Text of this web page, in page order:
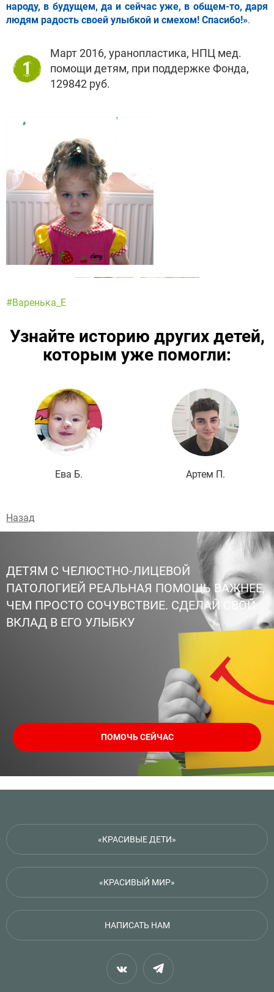
народу, в будущем, да и сейчас уже, в общем-то, даря
людям радость своей улыбкой и смехом! Спасибо!».
1
Март 2016, уранопластика, НПЦ мед.
помощи детям, при поддержке Фонда,
129842 руб.
#Варенька_Е
Узнайте историю других детей,
которым уже помогли:
Ева Б.
Подробнее
Артем П.
Назад
ДЕТЯМ С ЧЕЛЮСТНО-ЛИЦЕВОЙ
ПАТОЛОГИЕЙ РЕАЛЬНАЯ ПОМОЩЬ ВАЖНЕЕ,
ЧЕМ ПРОСТО СОЧУВСТВИЕ. СДЕЛАЙ СВОЙ
ВКЛАД В ЕГО УЛЫБКУ
ПОМОЧЬ СЕЙЧАС
«КРАСИВЫЕ ДЕТИ»
«КРАСИВЫЙ МИР»
НАПИСАТЬ НАМ